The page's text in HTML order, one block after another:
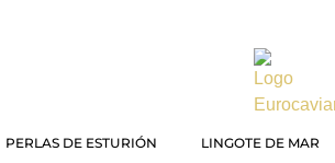
PERLAS DE ESTURIÓN LINGOTE DE MAR